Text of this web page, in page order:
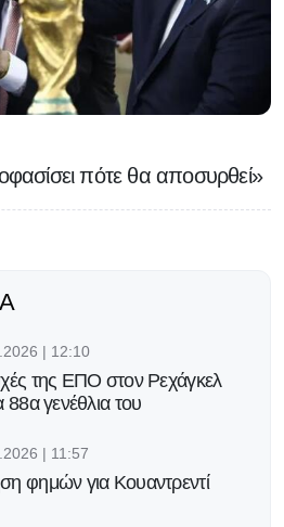
πότε θα αποσυρθεί»
| 12:10
της ΕΠΟ στον Ρεχάγκελ
88α γενέθλια του
| 11:57
φημών για Κουαντρεντί